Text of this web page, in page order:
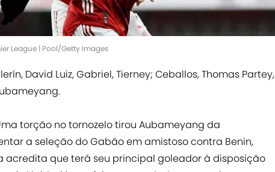
League | Pool/Getty Images
David Luiz, Gabriel, Tierney; Ceballos, Thomas Partey,
torção no tornozelo tirou Aubameyang da
a seleção do Gabão em amistoso contra Benin,
acredita que terá seu principal goleador à disposição